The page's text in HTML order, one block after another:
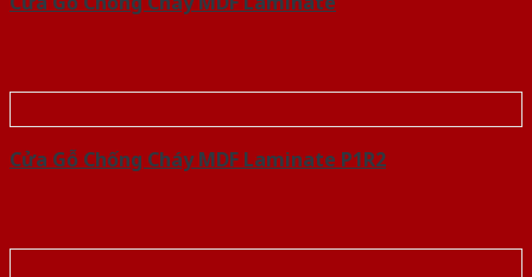
Cửa Gỗ Chống Cháy MDF Laminate P1R2